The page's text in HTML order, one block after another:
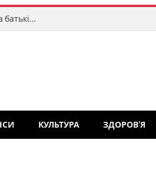
«Клоуни без кордонів» завітають до Житомира: дітей та батьків запрошують на яскраве міжнародне свято
КУЛЬТУРА ЗДОРОВ’Я